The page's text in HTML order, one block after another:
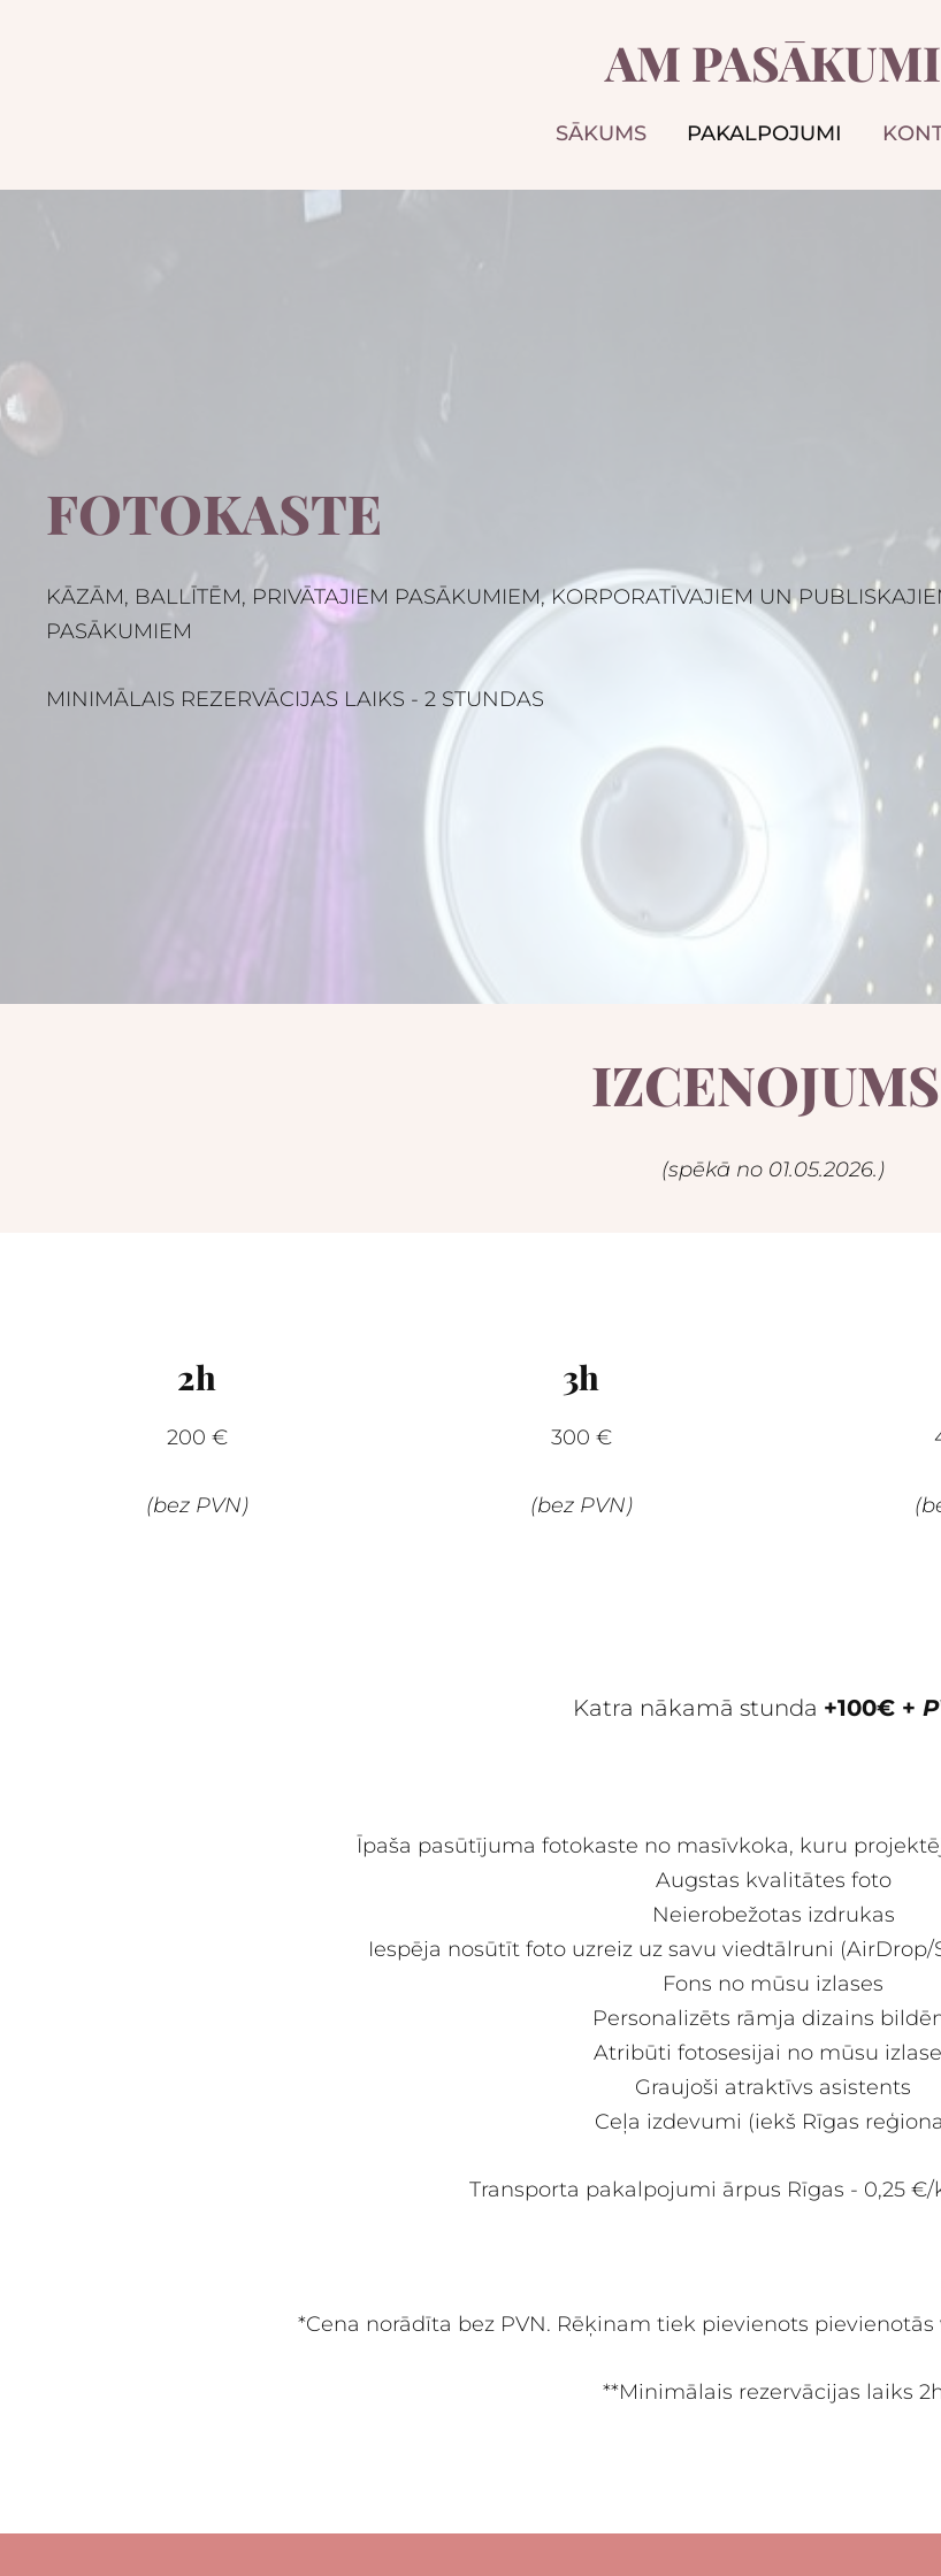
AM PASĀKUMI
SĀKUMS PAKALPOJUMI
FOTOKASTE
KĀZĀM, BALLĪTĒM, PRIVĀTAJIEM PASĀKUMIEM, KORPORATĪVAJIEM UN
PASĀKUMIEM
MINIMĀLAIS REZERVĀCIJAS LAIKS - 2 STUNDAS
(spēkā no 01.05.2026.)
2h
200 €
(bez PVN)
3h
300 €
(bez PVN)
Katra nākamā stunda +100€ +
Īpaša pasūtījuma fotokaste no masīvkoka, kuru
Augstas kvalitātes foto
Neierobežotas izdrukas
Iespēja nosūtīt foto uzreiz uz savu viedtālruni
Fons no mūsu izlases
Personalizēts rāmja dizains
Atribūti fotosesijai no mūsu
Graujoši atraktīvs asistents
Ceļa izdevumi (iekš Rīgas
Transporta pakalpojumi ārpus Rīgas - 0,25
*Cena norādīta bez PVN. Rēķinam tiek pievienots pievienotās
**Minimālais rezervācijas laiks